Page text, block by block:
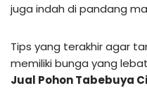
juga indah di pandang
Tips yang terakhir agar
memiliki bunga yang
Jual Pohon Tabebuya